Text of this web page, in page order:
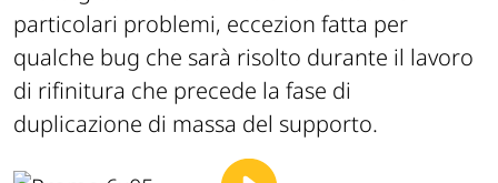
particolari problemi, eccezion fatta per
qualche bug che sarà risolto durante il lavoro
di rifinitura che precede la fase di
duplicazione di massa del supporto.